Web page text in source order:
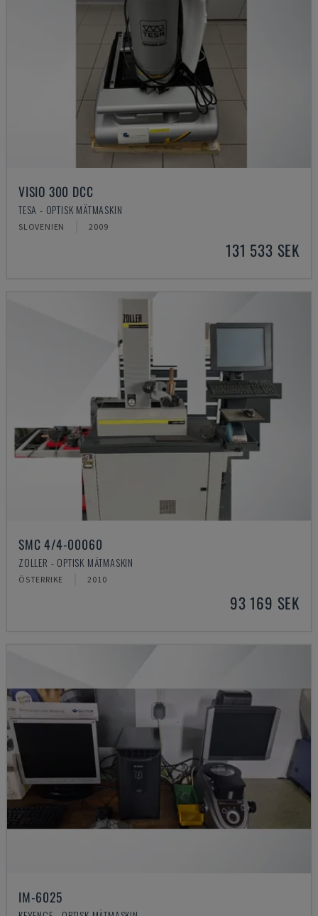
VISIO 300 DCC
TESA - OPTISK MÄTMASKIN
SLOVENIEN 2009
131 533 SEK
SMC 4/4-00060
ZOLLER - OPTISK MÄTMASKIN
ÖSTERRIKE 2010
93 169 SEK
IM-6025